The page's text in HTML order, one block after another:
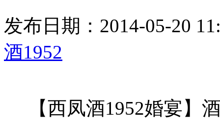
发布日期：2014-05-20
酒1952
【西凤酒1952婚宴】